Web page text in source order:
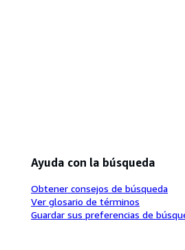
Ayuda con la búsqueda
Obtener consejos de búsqueda
Ver glosario de términos
Guardar sus preferencias de